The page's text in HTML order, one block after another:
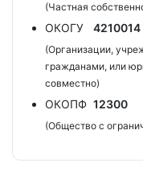
(Частная
ОКОГУ 4210014
(Организации,
гражданами, или
совместно)
ОКОПФ 12300
(Общество с